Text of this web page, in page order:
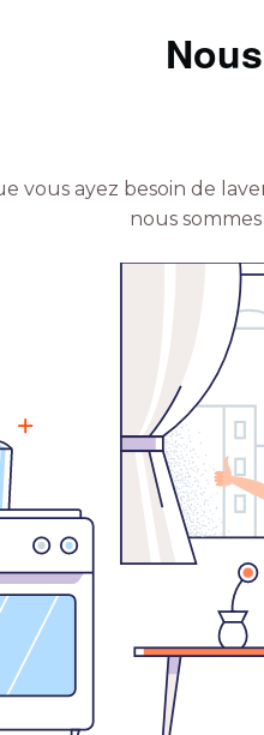
vous ayez besoin de
nous